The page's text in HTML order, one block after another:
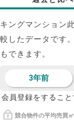
キングマンション
較したデータです
もできます。
3年前
会員登録をするこ
競合物件の平均売買